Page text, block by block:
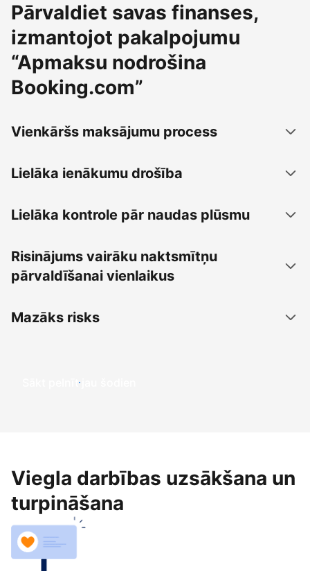
Pārvaldiet savas finanses,
izmantojot pakalpojumu
“Apmaksu nodrošina
Booking.com”
Vienkāršs maksājumu process
Lielāka ienākumu drošība
Lielāka kontrole pār naudas plūsmu
Risinājums vairāku naktsmītņu
pārvaldīšanai vienlaikus
Mazāks risks
Sākt pelnīt jau šodien
Viegla darbības uzsākšana un
turpināšana